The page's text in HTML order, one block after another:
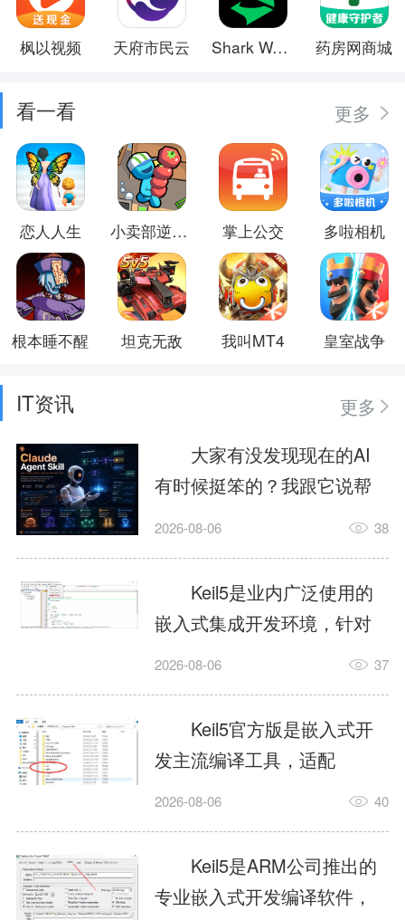
枫以视频 天府市民云 Shark Wear 药房网商城
看一看 更多
恋人人生 小卖部逆袭记 掌上公交 多啦相机
根本睡不醒 坦克无敌 我叫MT4 皇室战争
IT资讯
更多
大家有没发现现在的AI
有时候挺笨的？我跟它说帮
我订个明天早上的闹钟，它
这样？因为AI，就是个只会
耍嘴皮子的书呆子。它脑子
里有海量知识，但没有真正
激发出来实力。而
AgentSkill，就是给AI大脑装
上的一双机械手，它真的能
解决很多问题。1什么是
AgentSkillSkill指...
2026-08-06 38
Keil5是业内广泛使用的
嵌入式集成开发环境，针对
ARM、51内核单片机提供编
力，代码编译稳定，调试工
具成熟，大量开源项目基于
该平台开发。新项目需要单
独下载对应芯片支持包，新
手配置难度较高，正版商业
授权费用不菲，未授权版本
存在程序容量限制，适合硬
2026-08-06 37
Keil5官方版是嵌入式开
发主流编译工具，适配
STM32、51单片机等多款芯
在线调试、代码仿真，兼容
众多厂商芯片安装包。软件
需要手动添加器件库，初次
2026-08-06 40
Keil5是ARM公司推出的
专业嵌入式开发编译软件，